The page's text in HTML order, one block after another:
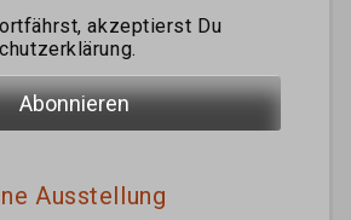
akzeptierst Du
Ausstellung